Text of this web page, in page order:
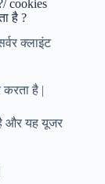
cookies
है ?
क्लाइंट
करता है |
और यह यूजर